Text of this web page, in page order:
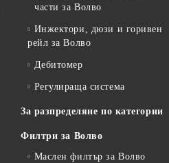
части за Волво
Инжектори, дюзи и горивен
рейл за Волво
Дебитомер
Регулираща система
За разпределяне по категории
Филтри за Волво
Маслен филтър за Волво